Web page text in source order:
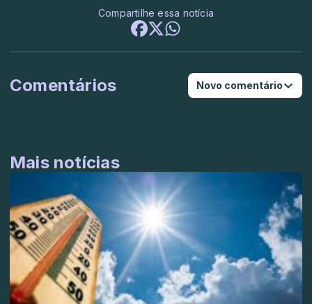
Compartilhe essa notícia
Comentários Novo comentário
Mais notícias